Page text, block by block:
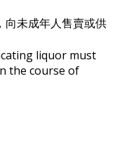
向未成年人售賣或供
liquor must
the course of